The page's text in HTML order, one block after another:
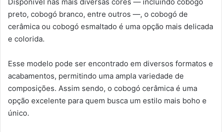
preto, cobogó branco, entre outros —, o cobogó de
cerâmica ou cobogó esmaltado é uma opção mais delicada
e colorida.
Esse modelo pode ser encontrado em diversos formatos e
acabamentos, permitindo uma ampla variedade de
composições. Assim sendo, o cobogó cerâmica é uma
opção excelente para quem busca um estilo mais boho e
único.